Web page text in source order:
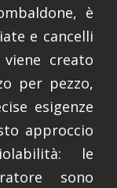
è
e cancelli
creato
per pezzo,
esigenze
approccio
le
sono